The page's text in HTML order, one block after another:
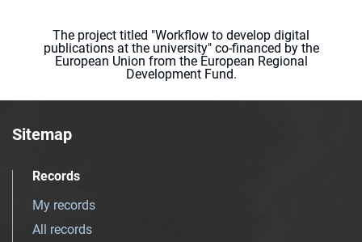
The project titled "Workflow to develop digital
publications at the university" co-financed by the
European Union from the European Regional
Development Fund.
Sitemap
Records
My records
All records